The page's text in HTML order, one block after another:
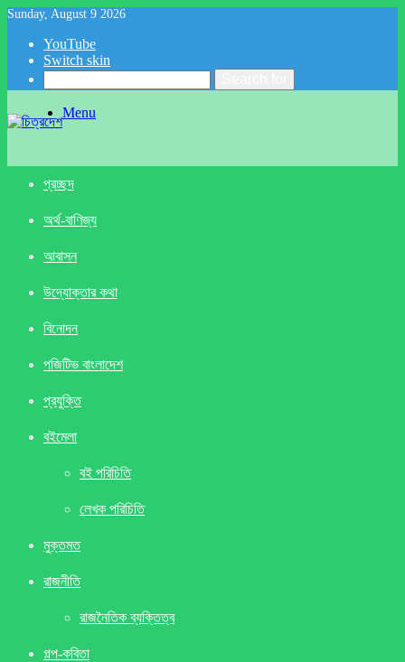
Sunday, August 9 2026
YouTube
Switch skin
Menu
প্রচ্ছদ
অর্থ-বাণিজ্য
আবাসন
উদ্যোক্তার কথা
বিনোদন
পজিটিভ বাংলাদেশ
প্রযুক্তি
বইমেলা
বই পরিচিতি
লেখক পরিচিতি
মুক্তমত
রাজনীতি
রাজনৈতিক ব্যক্তিত্ব
গল্প-কবিতা